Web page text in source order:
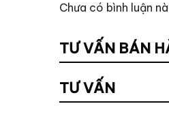
Chưa có bình luận
TƯ VẤN BÁN
TƯ VẤN